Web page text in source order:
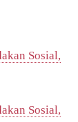
Sosial,
Sosial,